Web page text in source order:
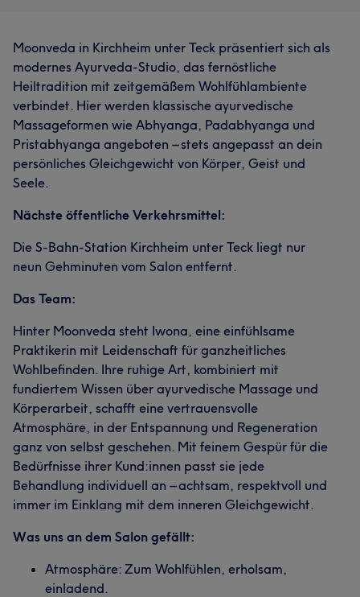
Moonveda in Kirchheim unter Teck präsentiert sich als
modernes Ayurveda-Studio, das fernöstliche
Heiltradition mit zeitgemäßem Wohlfühlambiente
verbindet. Hier werden klassische ayurvedische
Massageformen wie Abhyanga, Padabhyanga und
Pristabhyanga angeboten – stets angepasst an dein
persönliches Gleichgewicht von Körper, Geist und
Seele.
Nächste öffentliche Verkehrsmittel:
Die S-Bahn-Station Kirchheim unter Teck liegt nur
neun Gehminuten vom Salon entfernt.
Das Team:
Hinter Moonveda steht Iwona, eine einfühlsame
Praktikerin mit Leidenschaft für ganzheitliches
Wohlbefinden. Ihre ruhige Art, kombiniert mit
fundiertem Wissen über ayurvedische Massage und
Körperarbeit, schafft eine vertrauensvolle
Atmosphäre, in der Entspannung und Regeneration
ganz von selbst geschehen. Mit feinem Gespür für die
Bedürfnisse ihrer Kund:innen passt sie jede
Behandlung individuell an – achtsam, respektvoll und
immer im Einklang mit dem inneren Gleichgewicht.
Was uns an dem Salon gefällt:
Atmosphäre: Zum Wohlfühlen, erholsam,
einladend.